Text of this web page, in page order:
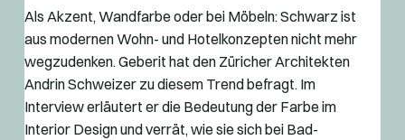
Als Akzent, Wandfarbe oder bei Möbeln: Schwarz ist
aus modernen Wohn- und Hotelkonzepten nicht mehr
wegzudenken. Geberit hat den Züricher Architekten
Andrin Schweizer zu diesem Trend befragt. Im
Interview erläutert er die Bedeutung der Farbe im
Interior Design und verrät, wie sie sich bei Bad-